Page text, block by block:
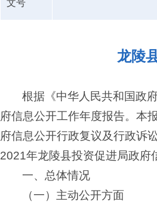
文号
龙陵
根据《中华人民共和国政
府信息公开工作年度报告。本
府信息公开行政复议及行政诉
2021年龙陵县投资促进局政府
一、总体情况
（一）主动公开方面